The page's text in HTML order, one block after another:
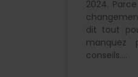
2024.
dit tout
manquez
conseils.